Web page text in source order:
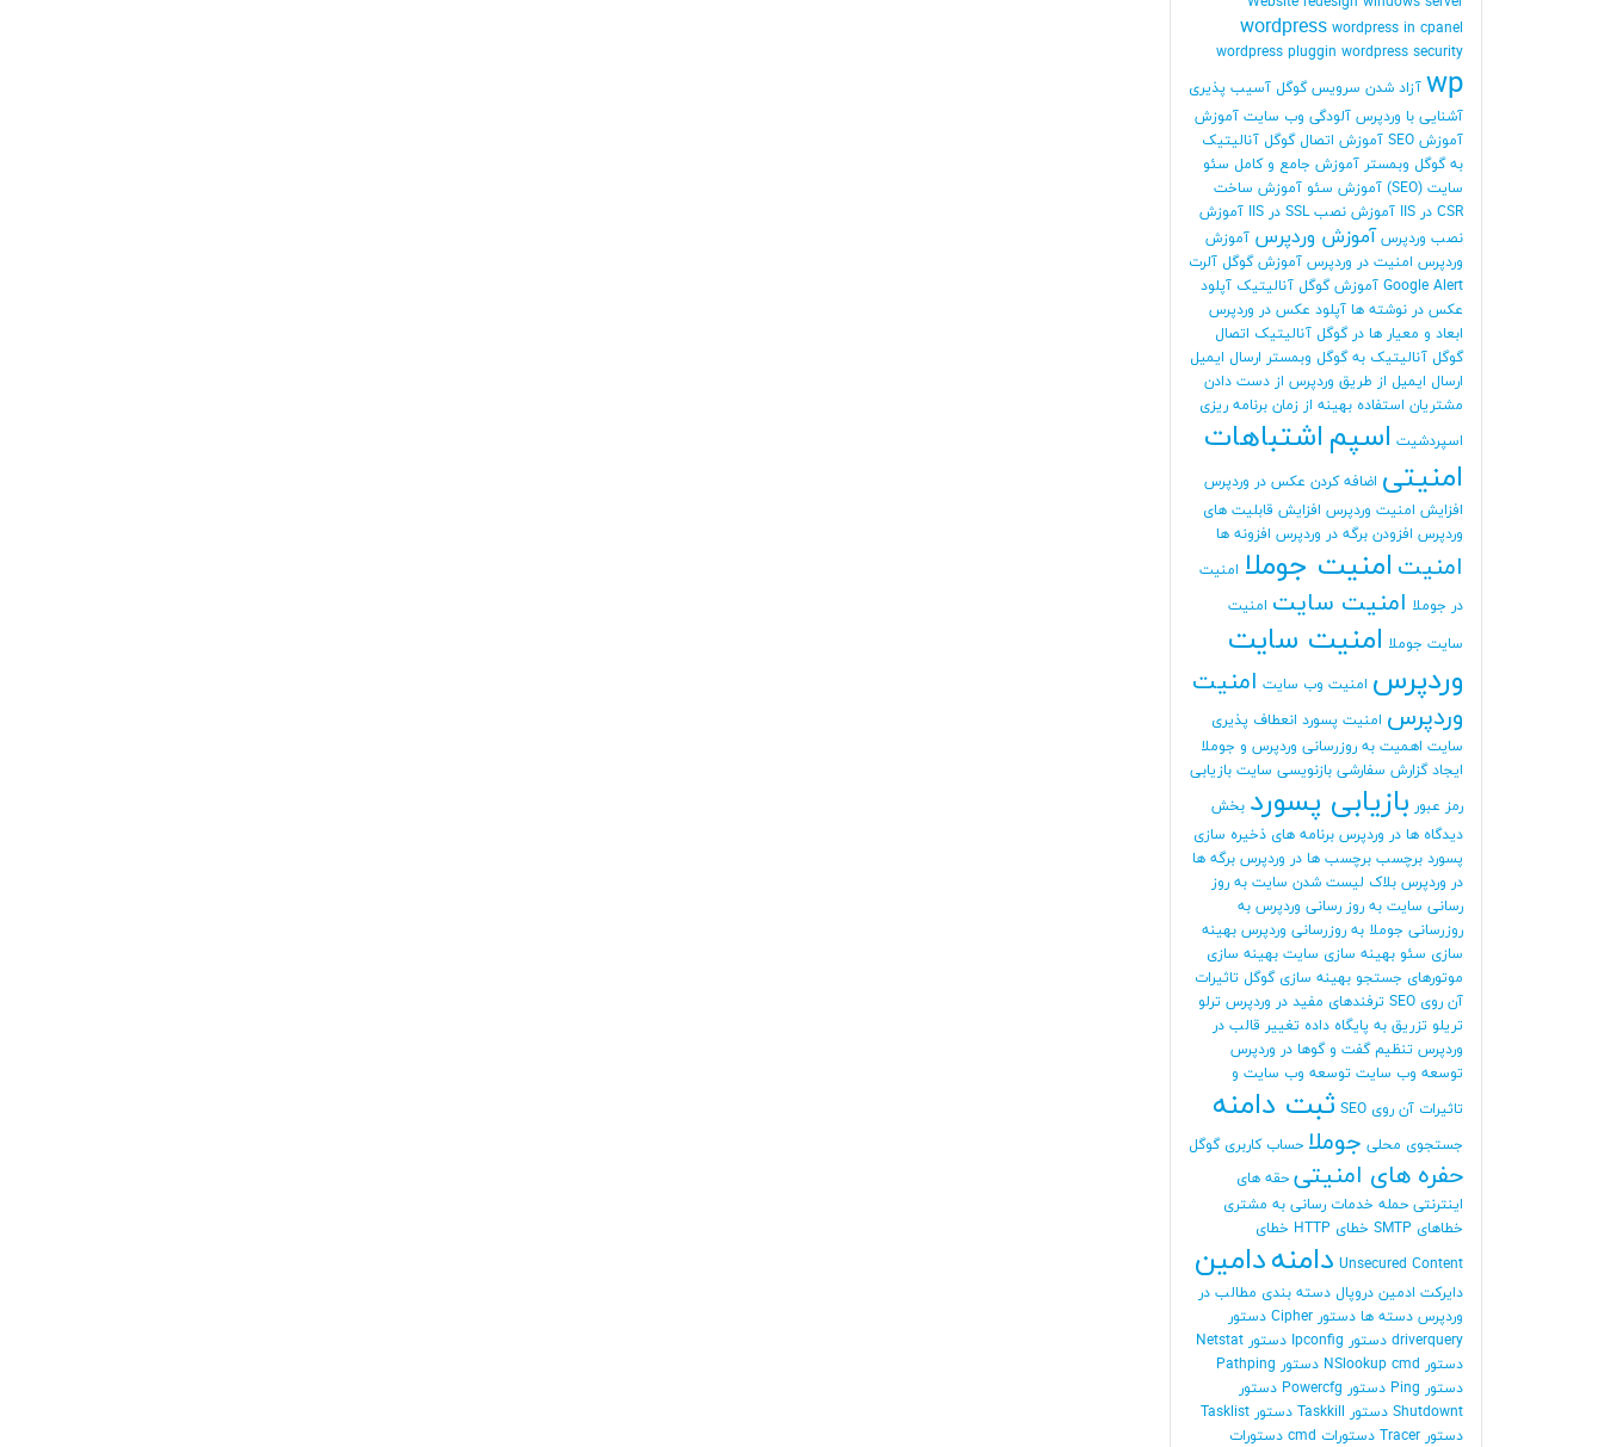
wordpress wordpress in cpanel
wordpress pluggin wordpress security
wp آزاد شدن سرویس گوگل آسیب پذیری
آشنایی با وردپرس آلودگی وب سایت آموزش
آموزش SEO
آموزش اتصال گوگل آنالیتیک
به گوگل وبمستر آموزش جامع و کامل سئو
سایت (SEO)
آموزش سئو آموزش ساخت
CSR در IIS
آموزش نصب SSL در IIS
آموزش
نصب وردپرس آموزش وردپرس آموزش
وردپرس امنیت در وردپرس آموزش گوگل آلرت
Google Alert آموزش گوگل آنالیتیک آپلود
عکس در نوشته ها آپلود عکس در وردپرس
ابعاد و معیار ها در گوگل آنالیتیک اتصال
گوگل آنالیتیک به گوگل وبمستر ارسال ایمیل
ارسال ایمیل از طریق وردپرس از دست دادن
مشتریان استفاده بهینه از زمان برنامه ریزی
اسپردشیت اسپم اشتباهات
امنیتی اضافه کردن عکس در وردپرس
افزایش امنیت وردپرس افزایش قابلیت های
وردپرس افزودن برگه در وردپرس افزونه ها
امنیت امنیت جوملا امنیت
در جوملا امنیت سایت امنیت
سایت جوملا امنیت سایت
وردپرس امنیت وب سایت امنیت
وردپرس امنیت پسورد انعطاف پذیری
سایت اهمیت به روزرسانی وردپرس و جوملا
ایجاد گزارش سفارشی بازنویسی سایت بازیابی
رمز عبور بازیابی پسورد بخش
دیدگاه ها در وردپرس برنامه های ذخیره سازی
پسورد برچسب برچسب ها در وردپرس برگه ها
در وردپرس بلاک لیست شدن سایت به روز
رسانی سایت به روز رسانی وردپرس به
روزرسانی جوملا به روزرسانی وردپرس بهینه
سازی سئو بهینه سازی سایت بهینه سازی
موتورهای جستجو بهینه سازی گوگل تاثیرات
آن روی SEO
ترفندهای مفید در وردپرس ترلو
تریلو تزریق به پایگاه داده تغییر قالب در
وردپرس تنظیم گفت و گوها در وردپرس
توسعه وب سایت توسعه وب سایت و
تاثیرات آن روی SEO
ثبت دامنه
جستجوی محلی جوملا حساب کاربری گوگل
حفره های امنیتی حقه های
اینترنتی حمله خدمات رسانی به مشتری
خطاهای SMTP
خطای HTTP
خطای
Unsecured Content دامنهدامین
دایرکت ادمین دروپال دسته بندی مطالب در
وردپرس دسته ها دستور Cipher
دستور
driverquery دستور Ipconfig
دستور Netstat
دستور NSlookup cmd
دستور Pathping
دستور Ping
دستور Powercfg
دستور
Shutdownt دستور Taskkill
دستور Tasklist
دستور Tracer
دستورات cmd دستورات